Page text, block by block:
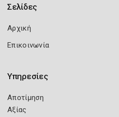
Σελίδες
Αρχική
Επικοινωνία
Υπηρεσίες
Αποτίμηση
Αξίας